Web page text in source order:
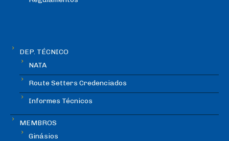
DEP. TÉCNICO
NATA
Route Setters Credenciados
Informes Técnicos
MEMBROS
Ginásios